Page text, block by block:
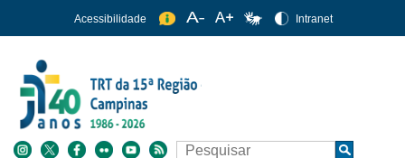
para
conteúdo
principal
Acessibilidade Intranet
Buscar Search